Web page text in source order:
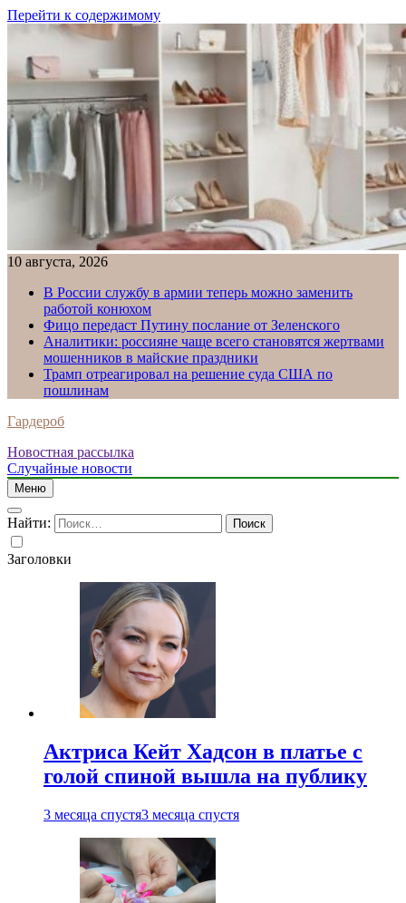
Перейти к содержимому
10 августа, 2026
В России службу в армии теперь можно заменить
работой конюхом
Фицо передаст Путину послание от Зеленского
Аналитики: россияне чаще всего становятся жертвами
мошенников в майские праздники
Трамп отреагировал на решение суда США по
пошлинам
Гардероб
Новостная рассылка
Случайные новости
Меню
Найти:
Заголовки
Актриса Кейт Хадсон в платье с
голой спиной вышла на публику
3 месяца спустя3 месяца спустя